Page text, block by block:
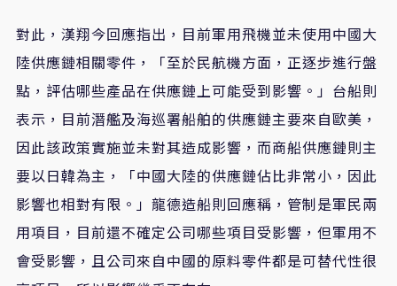
對此，漢翔今回應指出，目前軍用飛機並未使用中國大
陸供應鏈相關零件，「至於民航機方面，正逐步進行盤
點，評估哪些產品在供應鏈上可能受到影響。」台船則
表示，目前潛艦及海巡署船舶的供應鏈主要來自歐美，
因此該政策實施並未對其造成影響，而商船供應鏈則主
要以日韓為主，「中國大陸的供應鏈佔比非常小，因此
影響也相對有限。」龍德造船則回應稱，管制是軍民兩
用項目，目前還不確定公司哪些項目受影響，但軍用不
會受影響，且公司來自中國的原料零件都是可替代性很